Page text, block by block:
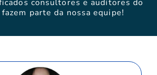
consultores e auditores do
parte da nossa equipe!